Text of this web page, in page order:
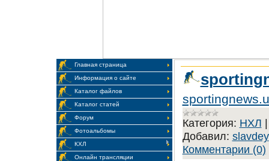
Главная страница
Информация о сайте
Каталог файлов
Каталог статей
Форум
Фотоальбомы
КХЛ
Онлайн трансляции
Категория: НХЛ
Добавил: slavdey
Комментарии (0)